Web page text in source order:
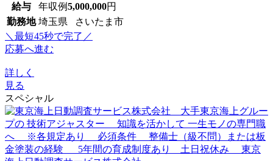
給与 年収例5,000,000円
勤務地 埼玉県 さいたま市
＼最短45秒で完了／
応募へ進む
詳しく
見る
スペシャル